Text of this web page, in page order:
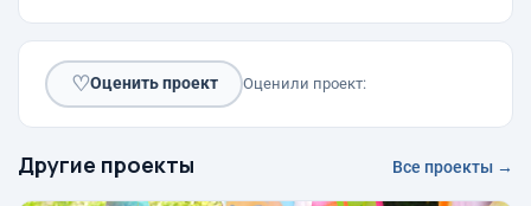
♡Оценить проект Оценили проект:
Другие проекты Все проекты →